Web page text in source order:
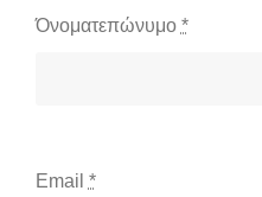
Όνοματεπώνυμο *
Email *